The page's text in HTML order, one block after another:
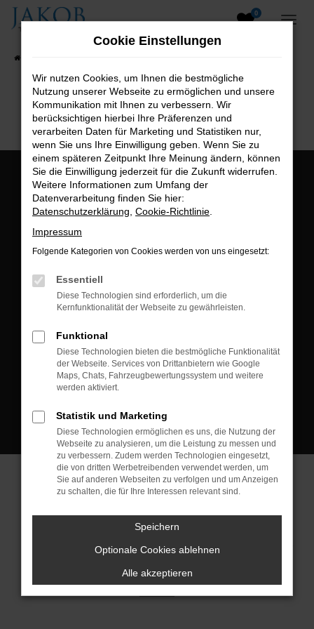
Zum
0
B2B-Shop
Öffnungszeiten:
Montag bis Freitag:
Postadresse:
Kontakt:
Tel.: +49 3745 760 90 20
Fax: +49 3745 760 90 21
Mail: fj@jakob-trading.com
Cookie Einstellungen
© 2026 Jakob Trading GmbH | Neustädter Straße 1 | DE-08223
Neustadt/Vogtland | fj@jakob-trading.com | Webdesign by audaris.de
Cookie Einstellungen
Wir nutzen Cookies, um Ihnen die bestmögliche
Nutzung unserer Webseite zu ermöglichen und unsere
Kommunikation mit Ihnen zu verbessern. Wir
berücksichtigen hierbei Ihre Präferenzen und
verarbeiten Daten für Marketing und Statistiken nur,
wenn Sie uns Ihre Einwilligung geben. Wenn Sie zu
einem späteren Zeitpunkt Ihre Meinung ändern, können
Sie die Einwilligung jederzeit für die Zukunft widerrufen.
Weitere Informationen zum Umfang der
Datenverarbeitung finden Sie hier:
Datenschutzerklärung Cookie-Richtlinie
Impressum
Folgende Kategorien von Cookies werden von uns eingesetzt:
Essentiell
Diese Technologien sind erforderlich, um die
Kernfunktionalität der Webseite zu gewährleisten.
Funktional
Diese Technologien bieten die bestmögliche Funktionalität
der Webseite. Services von Drittanbietern wie Google
Maps, Chats, Fahrzeugbewertungssystem und weitere
werden aktiviert.
Statistik und Marketing
Diese Technologien ermöglichen es uns, die Nutzung der
Webseite zu analysieren, um die Leistung zu messen und
zu verbessern. Zudem werden Technologien eingesetzt,
die von dritten Werbetreibenden verwendet werden, um
Sie auf anderen Webseiten zu verfolgen und um Anzeigen
zu schalten, die für Ihre Interessen relevant sind.
Speichern
Optionale Cookies ablehnen
Alle akzeptieren